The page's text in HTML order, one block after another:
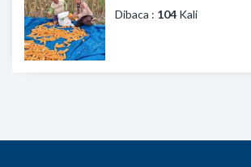
Dibaca : 104 Kali